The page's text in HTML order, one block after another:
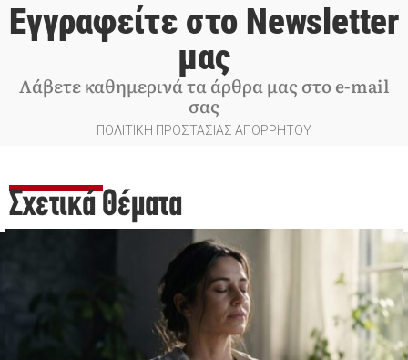
Εγγραφείτε στο Newsletter
μας
Λάβετε καθημερινά τα άρθρα μας στο e-mail
σας
ΠΟΛΙΤΙΚΗ ΠΡΟΣΤΑΣΙΑΣ ΑΠΟΡΡΗΤΟΥ
Σχετικά Θέματα